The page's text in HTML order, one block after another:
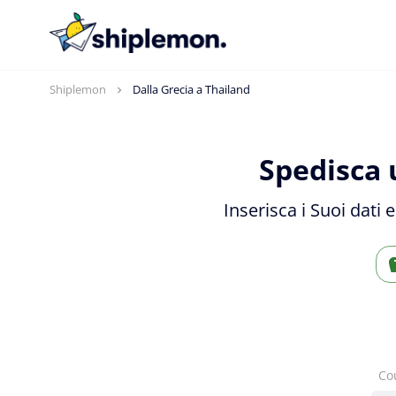
Shiplemon Dalla Grecia a Thailand
Inserisca i Suoi dati